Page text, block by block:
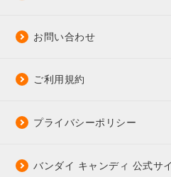
お問い合わせ
ご利用規約
プライバシーポリシー
バンダイ キャンディ 公式サ